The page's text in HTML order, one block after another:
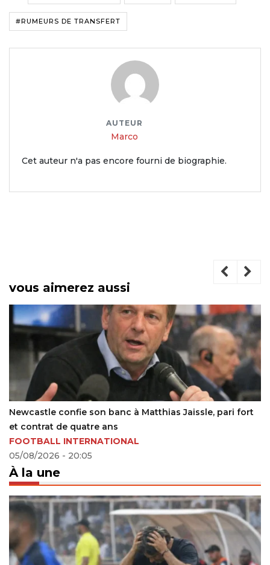
#RUMEURS DE TRANSFERT
AUTEUR
Marco
Cet auteur n'a pas encore fourni de biographie.
vous aimerez aussi
confie son banc à Matthias Jaissle, pari fort
contrat de quatre ans
INTERNATIONAL
08/2026 - 20:05
À la une